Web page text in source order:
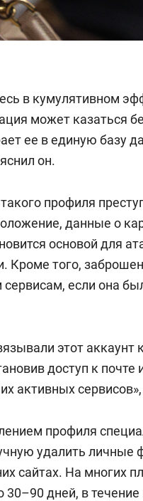
в кумулятивном
может казаться
ее в единую базу
он.
профиля
данные о
основой для
Кроме того,
сервисам, если она
этот аккаунт
доступ к почте
активных
профиля
удалить личные
сайтах. На многих
дней, в